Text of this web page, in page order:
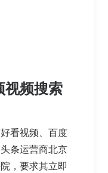
视频搜索
看视频、百度
条运营商北京
，要求其立即